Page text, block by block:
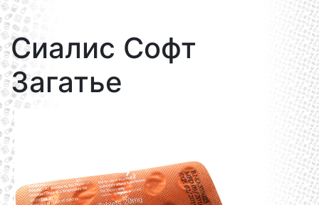
Сиалис Софт
Загатье